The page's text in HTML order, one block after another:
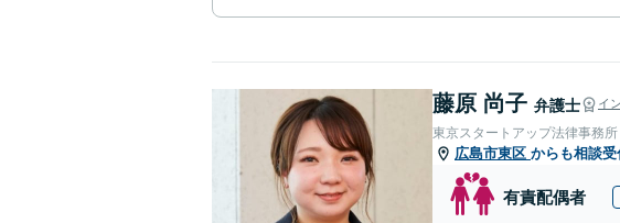
藤原 尚子 弁護士 イ
東京スタートアップ法律事務
広島市東区 からも相談受
有責配偶者